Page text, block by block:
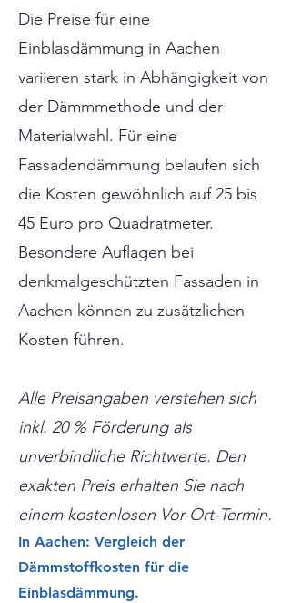
Die Preise für eine
Einblasdämmung in Aachen
variieren stark in Abhängigkeit von
der Dämmmethode und der
Materialwahl. Für eine
Fassadendämmung belaufen sich
die Kosten gewöhnlich auf 25 bis
45 Euro pro Quadratmeter.
Besondere Auflagen bei
denkmalgeschützten Fassaden in
Aachen können zu zusätzlichen
Kosten führen.
Alle Preisangaben verstehen sich
inkl. 20 % Förderung als
unverbindliche Richtwerte. Den
exakten Preis erhalten Sie nach
einem kostenlosen Vor-Ort-Termin.
In Aachen: Vergleich der
Dämmstoffkosten für die
Einblasdämmung.